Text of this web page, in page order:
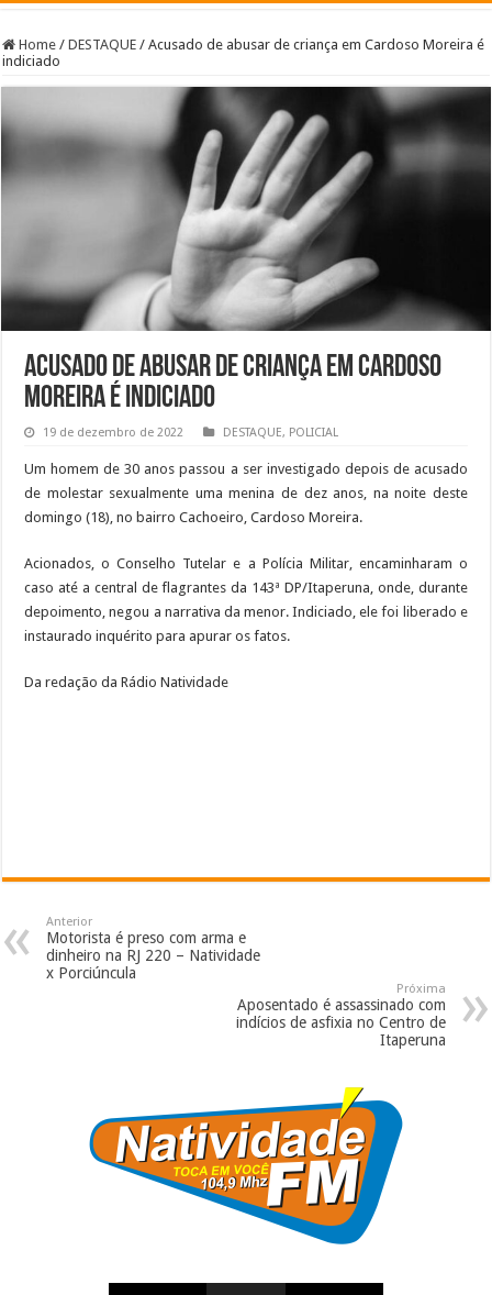
Home / DESTAQUE / Acusado de abusar de criança em Cardoso Moreira é
indiciado
Acusado de abusar de criança em Cardoso
Moreira é indiciado
19 de dezembro de 2022 DESTAQUE, POLICIAL
Um homem de 30 anos passou a ser investigado depois de acusado
de molestar sexualmente uma menina de dez anos, na noite deste
domingo (18), no bairro Cachoeiro, Cardoso Moreira.
Acionados, o Conselho Tutelar e a Polícia Militar, encaminharam o
caso até a central de flagrantes da 143ª DP/Itaperuna, onde, durante
depoimento, negou a narrativa da menor. Indiciado, ele foi liberado e
instaurado inquérito para apurar os fatos.
Da redação da Rádio Natividade
Anterior
Motorista é preso com arma e
dinheiro na RJ 220 – Natividade
x Porciúncula
Próxima
Aposentado é assassinado com
indícios de asfixia no Centro de
Itaperuna